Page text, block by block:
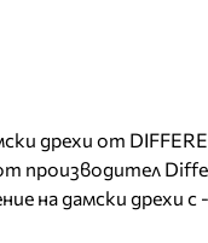
дрехи от
производител
на дамски дрехи с